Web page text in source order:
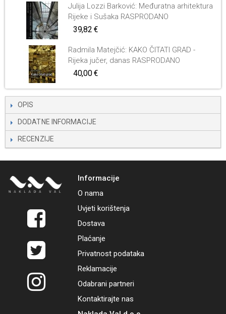
Julija Lozzi Barković: Međuratna arhitektura
Rijeke i Sušaka RASPRODANO
39,82 €
Radmila Matejčić: KAKO ČITATI GRAD -
Rijeka jučer, danas RASPRODANO
40,00 €
OPIS
DODATNE INFORMACIJE
RECENZIJE
Informacije
O nama
Uvjeti korištenja
Dostava
Plaćanje
Privatnost podataka
Reklamacije
Odabrani partneri
Kontaktirajte nas